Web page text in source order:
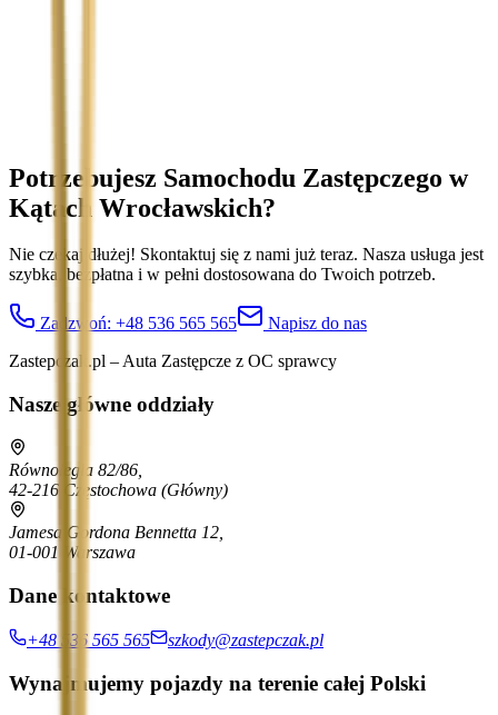
Potrzebujesz Samochodu Zastępczego w
Kątach Wrocławskich?
Nie czekaj dłużej! Skontaktuj się z nami już teraz. Nasza usługa jest
szybka, bezpłatna i w pełni dostosowana do Twoich potrzeb.
Zadzwoń: +48 536 565 565
Napisz do nas
Zastepczak.pl – Auta Zastępcze z OC sprawcy
Nasze główne oddziały
Równoległa 82/86,
42-216 Częstochowa (Główny)
Jamesa Gordona Bennetta 12,
01-001 Warszawa
Dane kontaktowe
+48 536 565 565 szkody@zastepczak.pl
Wynajmujemy pojazdy na terenie całej Polski